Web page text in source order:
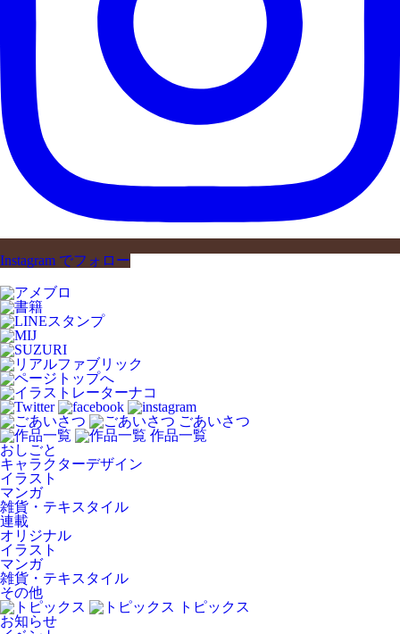
Instagram でフォロー
ごあいさつ
作品一覧
おしごと
キャラクターデザイン
イラスト
マンガ
雑貨・テキスタイル
連載
オリジナル
イラスト
マンガ
雑貨・テキスタイル
その他
トピックス
お知らせ